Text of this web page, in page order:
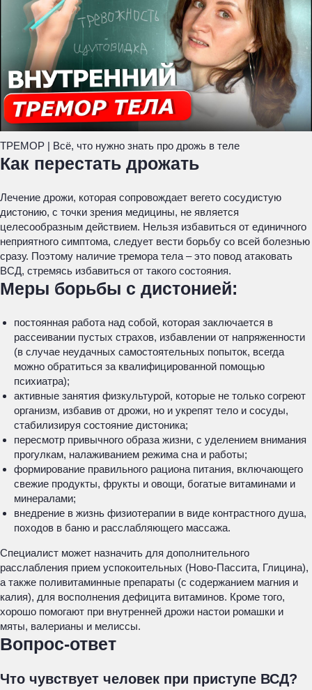
ТРЕМОР | Всё, что нужно знать про дрожь в теле
Как перестать дрожать
Лечение дрожи, которая сопровождает вегето сосудистую
дистонию, с точки зрения медицины, не является
целесообразным действием. Нельзя избавиться от единичного
неприятного симптома, следует вести борьбу со всей болезнью
сразу. Поэтому наличие тремора тела – это повод атаковать
ВСД, стремясь избавиться от такого состояния.
Меры борьбы с дистонией:
постоянная работа над собой, которая заключается в
рассеивании пустых страхов, избавлении от напряженности
(в случае неудачных самостоятельных попыток, всегда
можно обратиться за квалифицированной помощью
психиатра);
активные занятия физкультурой, которые не только согреют
организм, избавив от дрожи, но и укрепят тело и сосуды,
стабилизируя состояние дистоника;
пересмотр привычного образа жизни, с уделением внимания
прогулкам, налаживанием режима сна и работы;
формирование правильного рациона питания, включающего
свежие продукты, фрукты и овощи, богатые витаминами и
минералами;
внедрение в жизнь физиотерапии в виде контрастного душа,
походов в баню и расслабляющего массажа.
Специалист может назначить для дополнительного
расслабления прием успокоительных (Ново-Пассита, Глицина),
а также поливитаминные препараты (с содержанием магния и
калия), для восполнения дефицита витаминов. Кроме того,
хорошо помогают при внутренней дрожи настои ромашки и
мяты, валерианы и мелиссы.
Вопрос-ответ
Что чувствует человек при приступе ВСД?